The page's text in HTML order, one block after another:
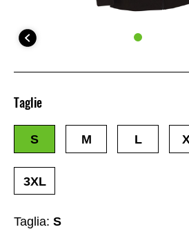
Taglia: S
Taglie
S M L
3XL